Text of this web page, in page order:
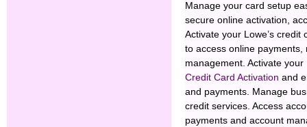
Manage your card setup
secure online activation,
Activate your Lowe’s
to access online
management. Activate
Credit Card Activation and
and payments. Manage
credit services. Access
payments and account